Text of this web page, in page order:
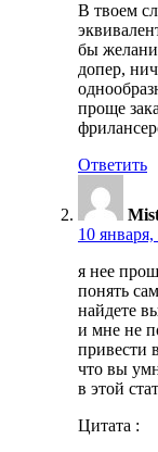
В твоем
бы
допер,
проще
Ответить
10
я нее
понять
найдете
и мне не
привести
что вы
в этой
Цитата :